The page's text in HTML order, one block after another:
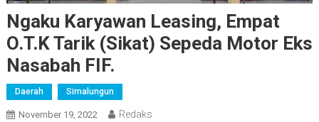
Ngaku Karyawan Leasing, Empat
O.T.K Tarik (Sikat) Sepeda Motor Eks
Nasabah FIF.
Daerah Simalungun
November 19, 2022 Redaks